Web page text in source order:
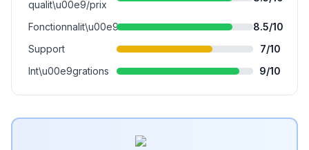
qualit\u00e9/prix
Fonctionnalit\u00e9s 8.5/10
Support
7/10
Int\u00e9grations
9/10